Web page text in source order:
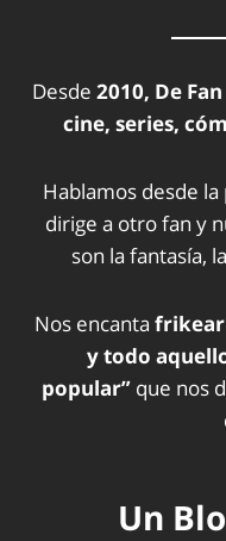
Desde 2010, De
cine, series,
Hablamos desde
dirige a otro fan y
son la fantasía,
Nos encanta frikear
y todo
popular” que nos
Un